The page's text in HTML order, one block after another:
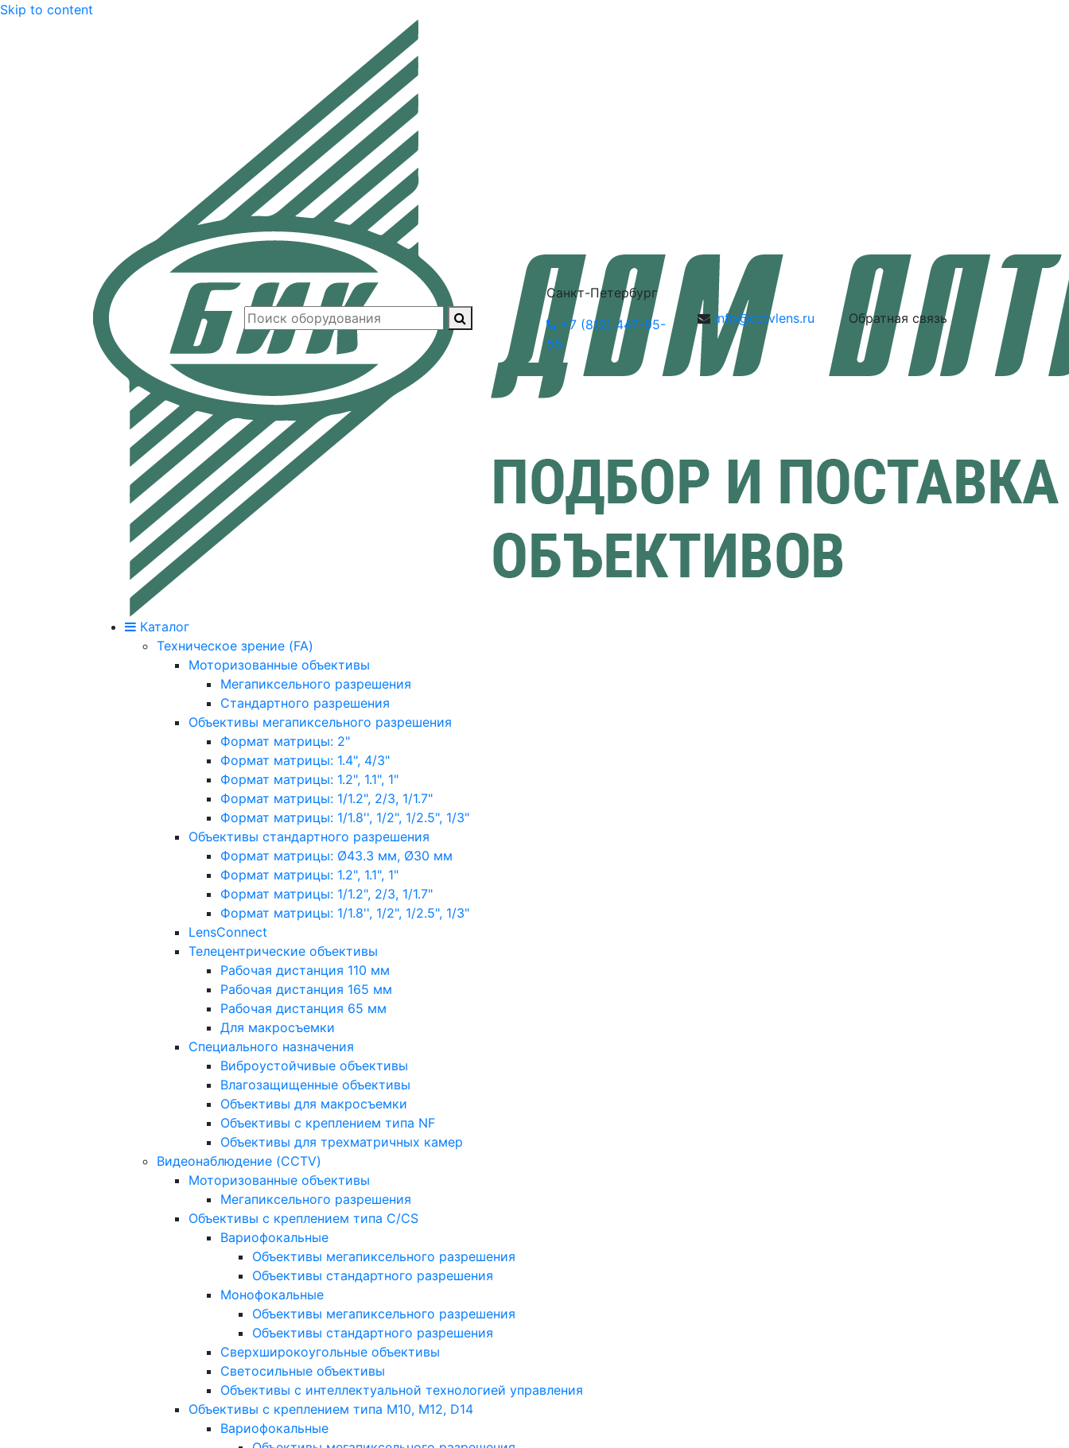
Skip to content
Санкт-Петербург
+7 (812) 447-95-
55
info@cctvlens.ru Обратная связь
Каталог
Техническое зрение (FA)
Моторизованные объективы
Мегапиксельного разрешения
Стандартного разрешения
Объективы мегапиксельного разрешения
Формат матрицы: 2"
Формат матрицы: 1.4", 4/3"
Формат матрицы: 1.2", 1.1", 1"
Формат матрицы: 1/1.2", 2/3, 1/1.7"
Формат матрицы: 1/1.8'', 1/2", 1/2.5", 1/3"
Объективы стандартного разрешения
Формат матрицы: Ø43.3 мм, Ø30 мм
Формат матрицы: 1.2", 1.1", 1"
Формат матрицы: 1/1.2", 2/3, 1/1.7"
Формат матрицы: 1/1.8'', 1/2", 1/2.5", 1/3"
LensConnect
Телецентрические объективы
Рабочая дистанция 110 мм
Рабочая дистанция 165 мм
Рабочая дистанция 65 мм
Для макросъемки
Специального назначения
Виброустойчивые объективы
Влагозащищенные объективы
Объективы для макросъемки
Объективы с креплением типа NF
Объективы для трехматричных камер
Видеонаблюдение (CCTV)
Моторизованные объективы
Мегапиксельного разрешения
Объективы с креплением типа C/CS
Вариофокальные
Объективы мегапиксельного разрешения
Объективы стандартного разрешения
Монофокальные
Объективы мегапиксельного разрешения
Объективы стандартного разрешения
Сверхширокоугольные объективы
Светосильные объективы
Объективы с интеллектуальной технологией управления
Объективы с креплением типа M10, M12, D14
Вариофокальные